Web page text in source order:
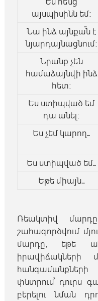
այսպիսինն եմ։
Նա ինձ այնքա՜ն է
նյարդայնացնում։
Նրանք չեն
համաձայնվի ինձ
հետ։
Ես ստիպված եմ
դա անել։
Ես չեմ կարող…
Ես ստիպված եմ…
Եթե միայն…
Ռեակտիվ
շահագործվում
մարդը, եթե
փնտրում՝ դուրս
բերելու նման